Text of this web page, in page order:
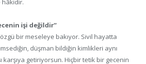
hâkidir.
işi değildir”
bir meseleye bakıyor. Sivil hayatta
düşman bildiğin kimlikleri aynı
karşıya getiriyorsun. Hiçbir tetik bir gecenin